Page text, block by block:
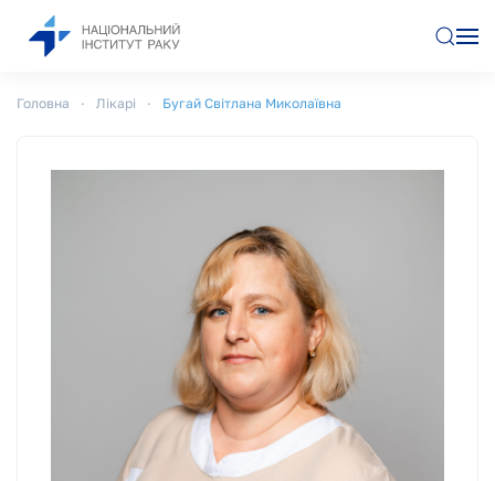
Головна Лікарі Бугай Світлана Миколаївна